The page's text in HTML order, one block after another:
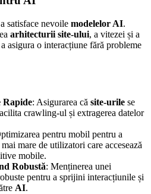
satisface nevoile modelelor AI.
arhitecturii site-ului, a vitezei și a
asigura o interacțiune fără probleme
Rapide: Asigurarea că site-urile se
crawling-ul și extragerea datelor
pentru mobil pentru a
mare de utilizatori care accesează
mobile.
Robustă: Menținerea unei
pentru a sprijini interacțiunile și
AI.